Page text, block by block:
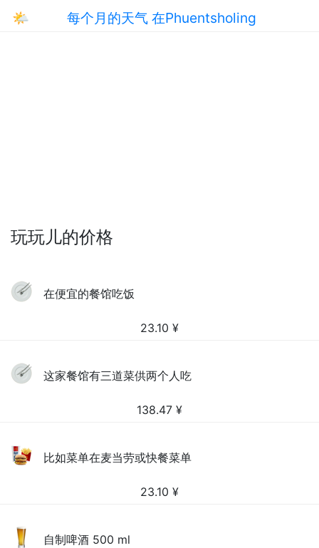
🌤 每个月的天气 在Phuentsholing
玩玩儿的价格
在便宜的餐馆吃饭
23.10 ¥
这家餐馆有三道菜供两个人吃
138.47 ¥
比如菜单在麦当劳或快餐菜单
23.10 ¥
自制啤酒 500 ml